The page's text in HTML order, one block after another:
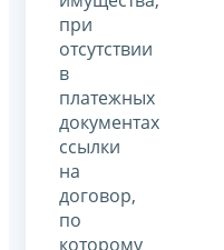
при
отсутствии
в
платежных
документах
ссылки
на
договор,
по
которому